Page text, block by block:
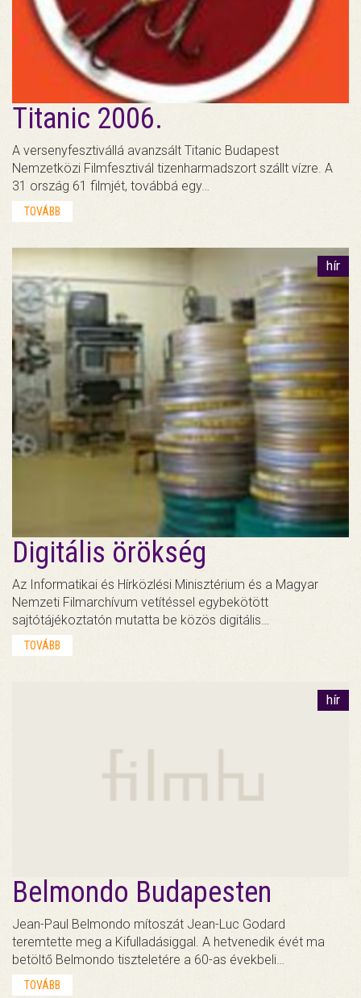
Titanic 2006.
A versenyfesztivállá avanzsált Titanic Budapest
Nemzetközi Filmfesztivál tizenharmadszort szállt vízre. A
31 ország 61 filmjét, továbbá egy…
TOVÁBB
hír
Digitális örökség
Az Informatikai és Hírközlési Minisztérium és a Magyar
Nemzeti Filmarchívum vetítéssel egybekötött
sajtótájékoztatón mutatta be közös digitális…
TOVÁBB
hír
Belmondo Budapesten
Jean-Paul Belmondo mítoszát Jean-Luc Godard
teremtette meg a Kifulladásiggal. A hetvenedik évét ma
betöltő Belmondo tiszteletére a 60-as évekbeli…
TOVÁBB